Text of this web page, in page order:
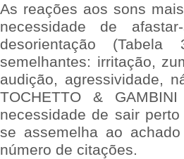
As reações aos sons
necessidade de
desorientação
semelhantes: irritação,
audição, agressividade,
TOCHETTO &
necessidade de sair
se assemelha ao
número de citações.